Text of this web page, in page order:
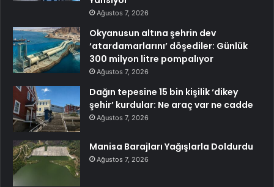
Ağustos 7, 2026
Okyanusun altına şehrin dev
‘atardamarlarını’ döşediler: Günlük
300 milyon litre pompalıyor
Ağustos 7, 2026
Dağın tepesine 15 bin kişilik ‘dikey
şehir’ kurdular: Ne araç var ne cadde
Ağustos 7, 2026
Manisa Barajları Yağışlarla Doldurdu
Ağustos 7, 2026